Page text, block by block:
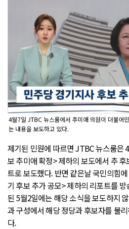
4월7일 JTBC 뉴스룸에서 추미애 의원이 더불어
는 내용을 보도하고 있다.
제기된 민원에 따르면 JTBC 뉴스룸은
보 추미애 확정> 제하의 보도에서 추
트로 보도했다. 반면 같은날 국민의힘에
기 후보 추가 공모> 제하의 리포트를
된 5월2일에는 해당 소식을 보도하지
과 구성에서 해당 정당과 후보자를 불
다.